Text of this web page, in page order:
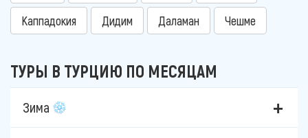
Каппадокия Дидим Даламан Чешме
ТУРЫ В ТУРЦИЮ ПО МЕСЯЦАМ
Зима